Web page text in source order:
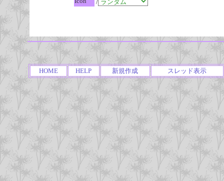
/
HOME HELP 新規作成 スレッド表示